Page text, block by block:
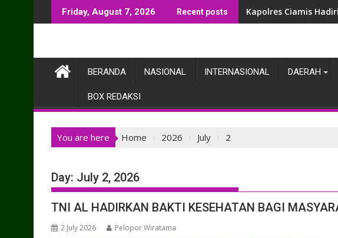
to
Friday, August 7, 2026 Recent posts Kapolres Ciamis
BERANDA NASIONAL INTERNASIONAL DAERAH
BOX REDAKSI
You are here Home 2026 July 2
Day: July 2, 2026
TNI AL HADIRKAN BAKTI KESEHATAN BAGI
2 July 2026 Pelopor Wiratama